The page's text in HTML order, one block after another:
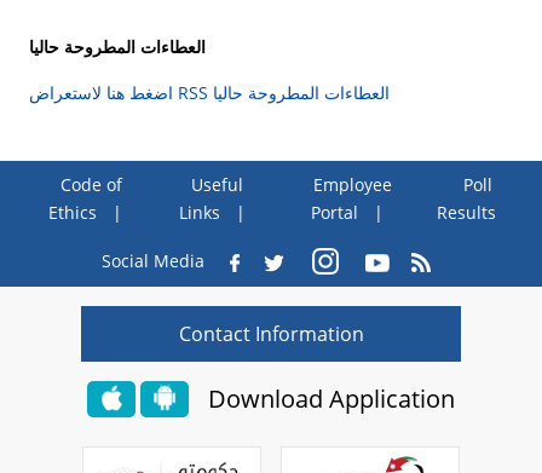
العطاءات المطروحة حاليا
اضغط هنا لاستعراض RSS العطاءات المطروحة حاليا
Code of
Ethics
Useful
Links
Employee
Portal
Poll
Results
Social Media
Contact Information
Download Application